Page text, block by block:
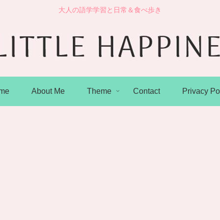
大人の語学学習と日常＆食べ歩き
About Me Theme Contact Privacy